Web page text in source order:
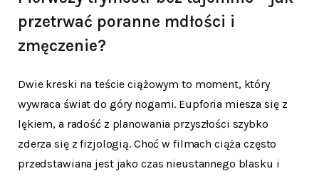
przetrwać poranne mdłości i
zmęczenie?
Dwie kreski na teście ciążowym to moment, który
wywraca świat do góry nogami. Eupforia miesza się z
lękiem, a radość z planowania przyszłości szybko
zderza się z fizjologią. Choć w filmach ciąża często
przedstawiana jest jako czas nieustannego blasku i